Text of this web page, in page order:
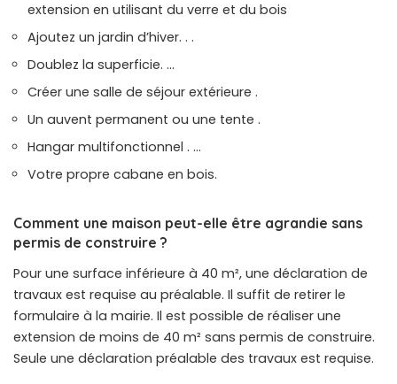
extension en utilisant du verre et du bois
Ajoutez un jardin d’hiver. . .
Doublez la superficie. …
Créer une salle de séjour extérieure .
Un auvent permanent ou une tente .
Hangar multifonctionnel . …
Votre propre cabane en bois.
Comment une maison peut-elle être agrandie sans
permis de construire ?
Pour une surface inférieure à 40 m², une déclaration de
travaux est requise au préalable. Il suffit de retirer le
formulaire à la mairie. Il est possible de réaliser une
extension de moins de 40 m² sans permis de construire.
Seule une déclaration préalable des travaux est requise.